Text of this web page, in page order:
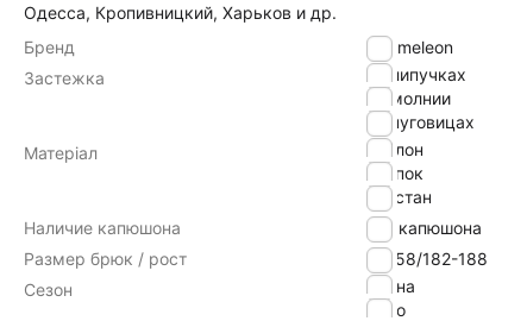
Одесса, Кропивницкий, Харьков и др.
Бренд
Chameleon
Застежка
на липучках
на молнии
на пуговицах
Матеріал
нейлон
хлопок
эластан
Наличие капюшона
без капюшона
Размер брюк / рост
56-58/182-188
Сезон
Весна
Лето